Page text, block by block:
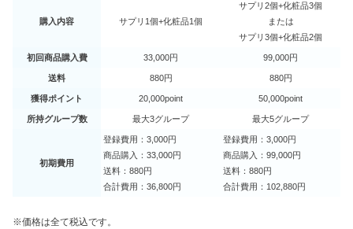
購入内容 サプリ1個+化粧品1個
サプリ2個+化粧品3個
または
サプリ3個+化粧品2個
初回商品購入費 33,000円 99,000円
送料 880円 880円
獲得ポイント 20,000point 50,000point
所持グループ数 最大3グループ 最大5グループ
初期費用
登録費用：3,000円
商品購入：33,000円
送料：880円
合計費用：36,800円
登録費用：3,000円
商品購入：99,000円
送料：880円
合計費用：102,880円
※価格は全て税込です。